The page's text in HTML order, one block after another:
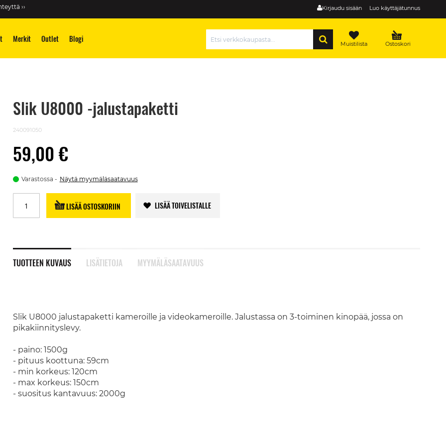
Kirjaudu sisään Luo käyttäjätunnus
››
Merkit Outlet Blogi Ostoskori
Muistilista
Slik U8000 -jalustapaketti
240091050
59,00 €
Varastossa Näytä myymäläsaatavuus
LISÄÄ OSTOSKORIIN LISÄÄ TOIVELISTALLE
TUOTTEEN KUVAUS
Slik U8000 jalustapaketti kameroille ja videokameroille. Jalustassa on 3-toiminen kinopää, jossa on
pikakiinnityslevy.
- paino: 1500g
- pituus koottuna: 59cm
- min korkeus: 120cm
- max korkeus: 150cm
- suositus kantavuus: 2000g
LISÄTIETOJA MYYMÄLÄSAATAVUUS